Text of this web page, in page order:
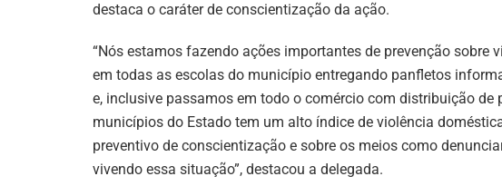
destaca o caráter de conscientização da ação.
“Nós estamos fazendo ações importantes de prevenção sobre
em todas as escolas do município entregando panfletos
e, inclusive passamos em todo o comércio com distribuição
municípios do Estado tem um alto índice de violência
preventivo de conscientização e sobre os meios como
vivendo essa situação”, destacou a delegada.